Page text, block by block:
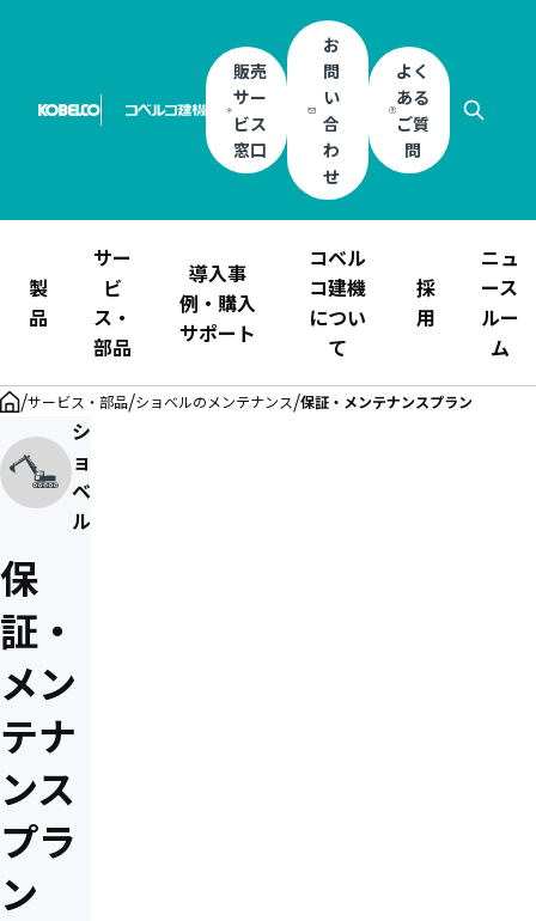
販売
サー
ビス
窓口
お
問
い
合
わ
せ
よく
ある
ご質
問
製
品
サー
ビ
ス・
部品
導入事
例・購入
サポート
コベル
コ建機
につい
て
採
用
ニュ
ース
ルー
ム
/サービス・部品/ショベルのメンテナンス/保証・メンテナンスプラン
シ
ョ
ベ
ル
保
証・
メン
テナ
ンス
プラ
ン